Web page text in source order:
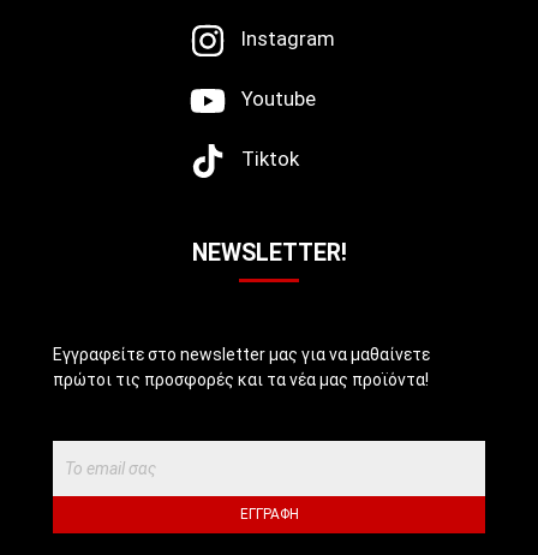
Instagram
Youtube
Tiktok
NEWSLETTER!
Εγγραφείτε στο newsletter μας για να μαθαίνετε
πρώτοι τις προσφορές και τα νέα μας προϊόντα!
ΕΓΓΡΑΦΉ